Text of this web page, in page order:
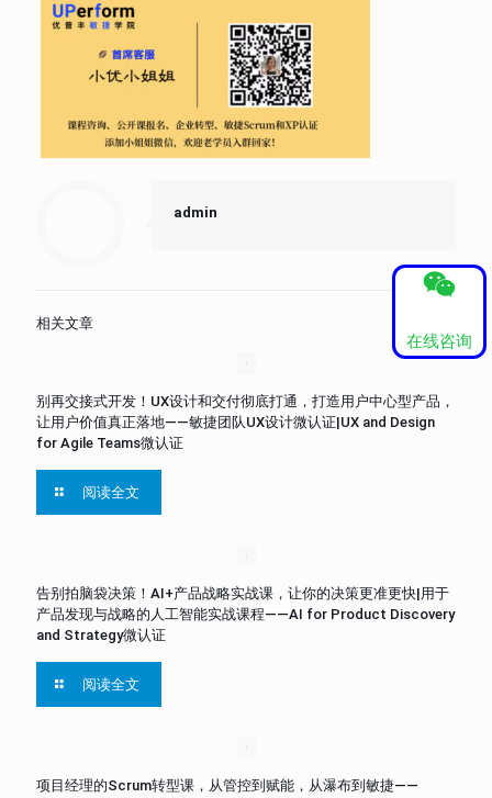
admin
相关文章
别再交接式开发！UX设计和交付彻底打通，打造用户中心型产品，
让用户价值真正落地——敏捷团队UX设计微认证|UX and Design
for Agile Teams微认证
阅读全文
告别拍脑袋决策！AI+产品战略实战课，让你的决策更准更快|用于
产品发现与战略的人工智能实战课程——AI for Product Discovery
and Strategy微认证
阅读全文
项目经理的Scrum转型课，从管控到赋能，从瀑布到敏捷——
在线咨询